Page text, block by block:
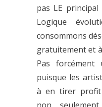
pas LE
Logique
consommons
gratuitement et
Pas forcément
puisque les
à en tirer profit